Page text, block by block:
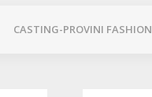
CASTING-PROVINI FASHION